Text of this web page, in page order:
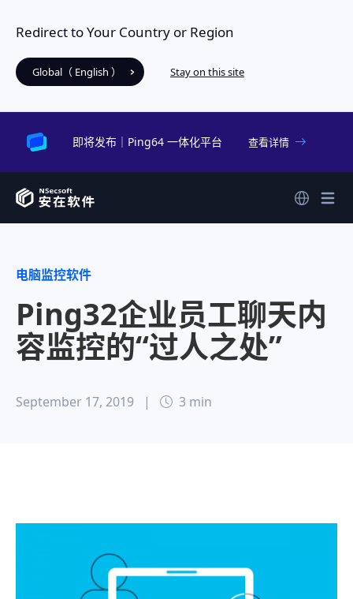
Redirect to Your Country or Region
Global（ English ） Stay on this site
即将发布｜Ping64 一体化平台 查看详情
电脑监控软件
Ping32企业员工聊天内
容监控的“过人之处”
September 17, 2019 | 3 min